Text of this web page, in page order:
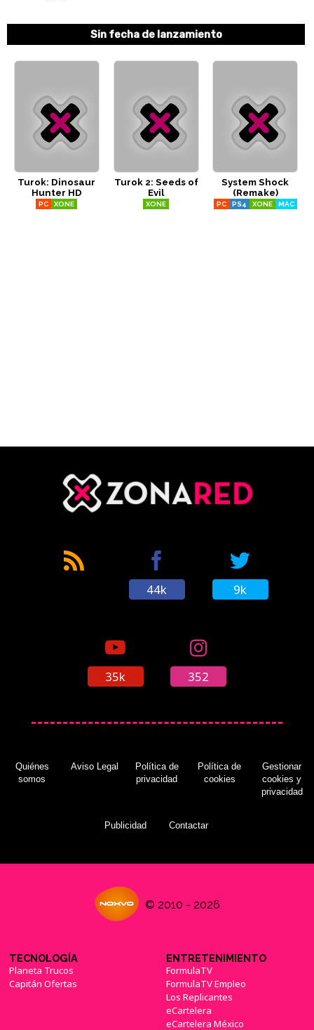
Sin fecha de lanzamiento
Turok: Dinosaur
Hunter HD
PC XONE
Turok 2: Seeds of
Evil
XONE
System Shock
(Remake)
PC PS4 XONE MAC
44k 9k
35k 352
Quiénes
somos
Aviso Legal
Política de
privacidad
Política de
cookies
Gestionar
cookies y
privacidad
Publicidad Contactar
© 2010 - 2026
TECNOLOGÍA
Planeta Trucos
Capitán Ofertas
ENTRETENIMIENTO
FormulaTV
FormulaTV Empleo
Los Replicantes
eCartelera
eCartelera México